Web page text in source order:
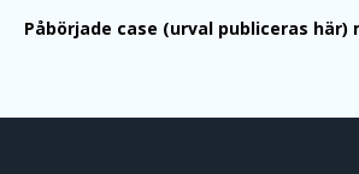
Påbörjade case (urval publiceras här)